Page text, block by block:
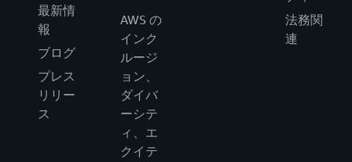
最新情
報
ブログ
プレス
リリー
ス
AWS の
インク
ルージ
ョン、
ダイバ
ーシテ
ィ、エ
クイテ
法務関
連